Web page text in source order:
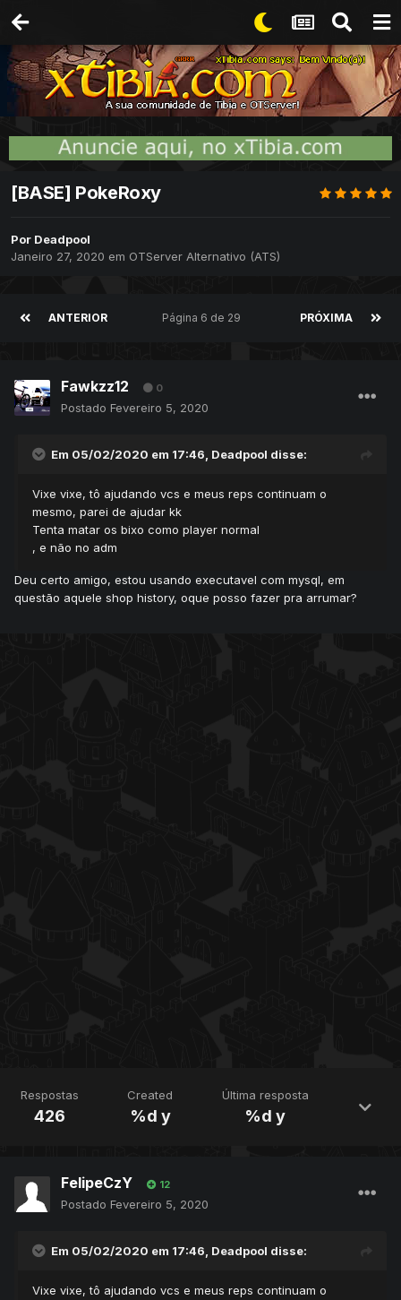
[BASE] PokeRoxy
Por Deadpool
Janeiro 27, 2020 em OTServer Alternativo (ATS)
ANTERIOR PRÓXIMA
Página 6 de 29
Fawkzz12 0
Postado Fevereiro 5, 2020
Em 05/02/2020 em 17:46, Deadpool disse:
Vixe vixe, tô ajudando vcs e meus reps continuam o
mesmo, parei de ajudar kk
Tenta matar os bixo como player normal
, e não no adm
Deu certo amigo, estou usando executavel com mysql, em
questão aquele shop history, oque posso fazer pra arrumar?
Respostas
426
Created
%d y
Última resposta
%d y
FelipeCzY 12
Postado Fevereiro 5, 2020
Em 05/02/2020 em 17:46, Deadpool disse:
Vixe vixe, tô ajudando vcs e meus reps continuam o